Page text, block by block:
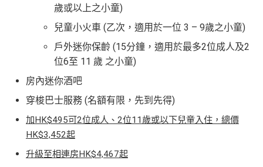
歲或以上之小童)
兒童小火車 (乙次，適用於一位 3 – 9歲之小童)
戶外迷你保齡 (15分鐘，適用於最多2位成人及2
位6至 11 歲 之小童)
房內迷你酒吧
穿梭巴士服務 (名額有限，先到先得)
加HK$495可2位成人、2位11歲或以下兒童入住，總價
HK$3,452起
升級至相連房HK$4,467起